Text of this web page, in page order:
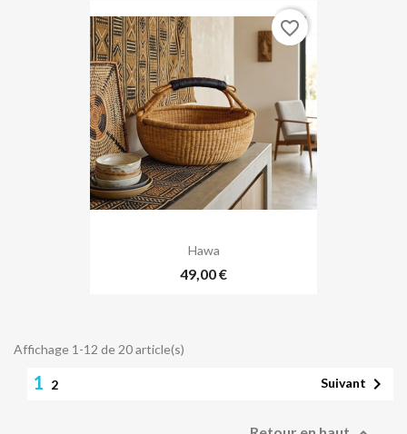
Hawa
49,00 €
favorite_border
Affichage 1-12 de 20 article(s)
1 2 Suivant 